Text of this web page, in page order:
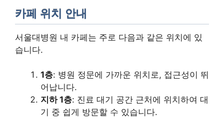
카페 위치 안내
서울대병원 내 카페는 주로 다음과 같은 위치에 있
습니다.
1층: 병원 정문에 가까운 위치로, 접근성이 뛰
어납니다.
지하 1층: 진료 대기 공간 근처에 위치하여 대
기 중 쉽게 방문할 수 있습니다.